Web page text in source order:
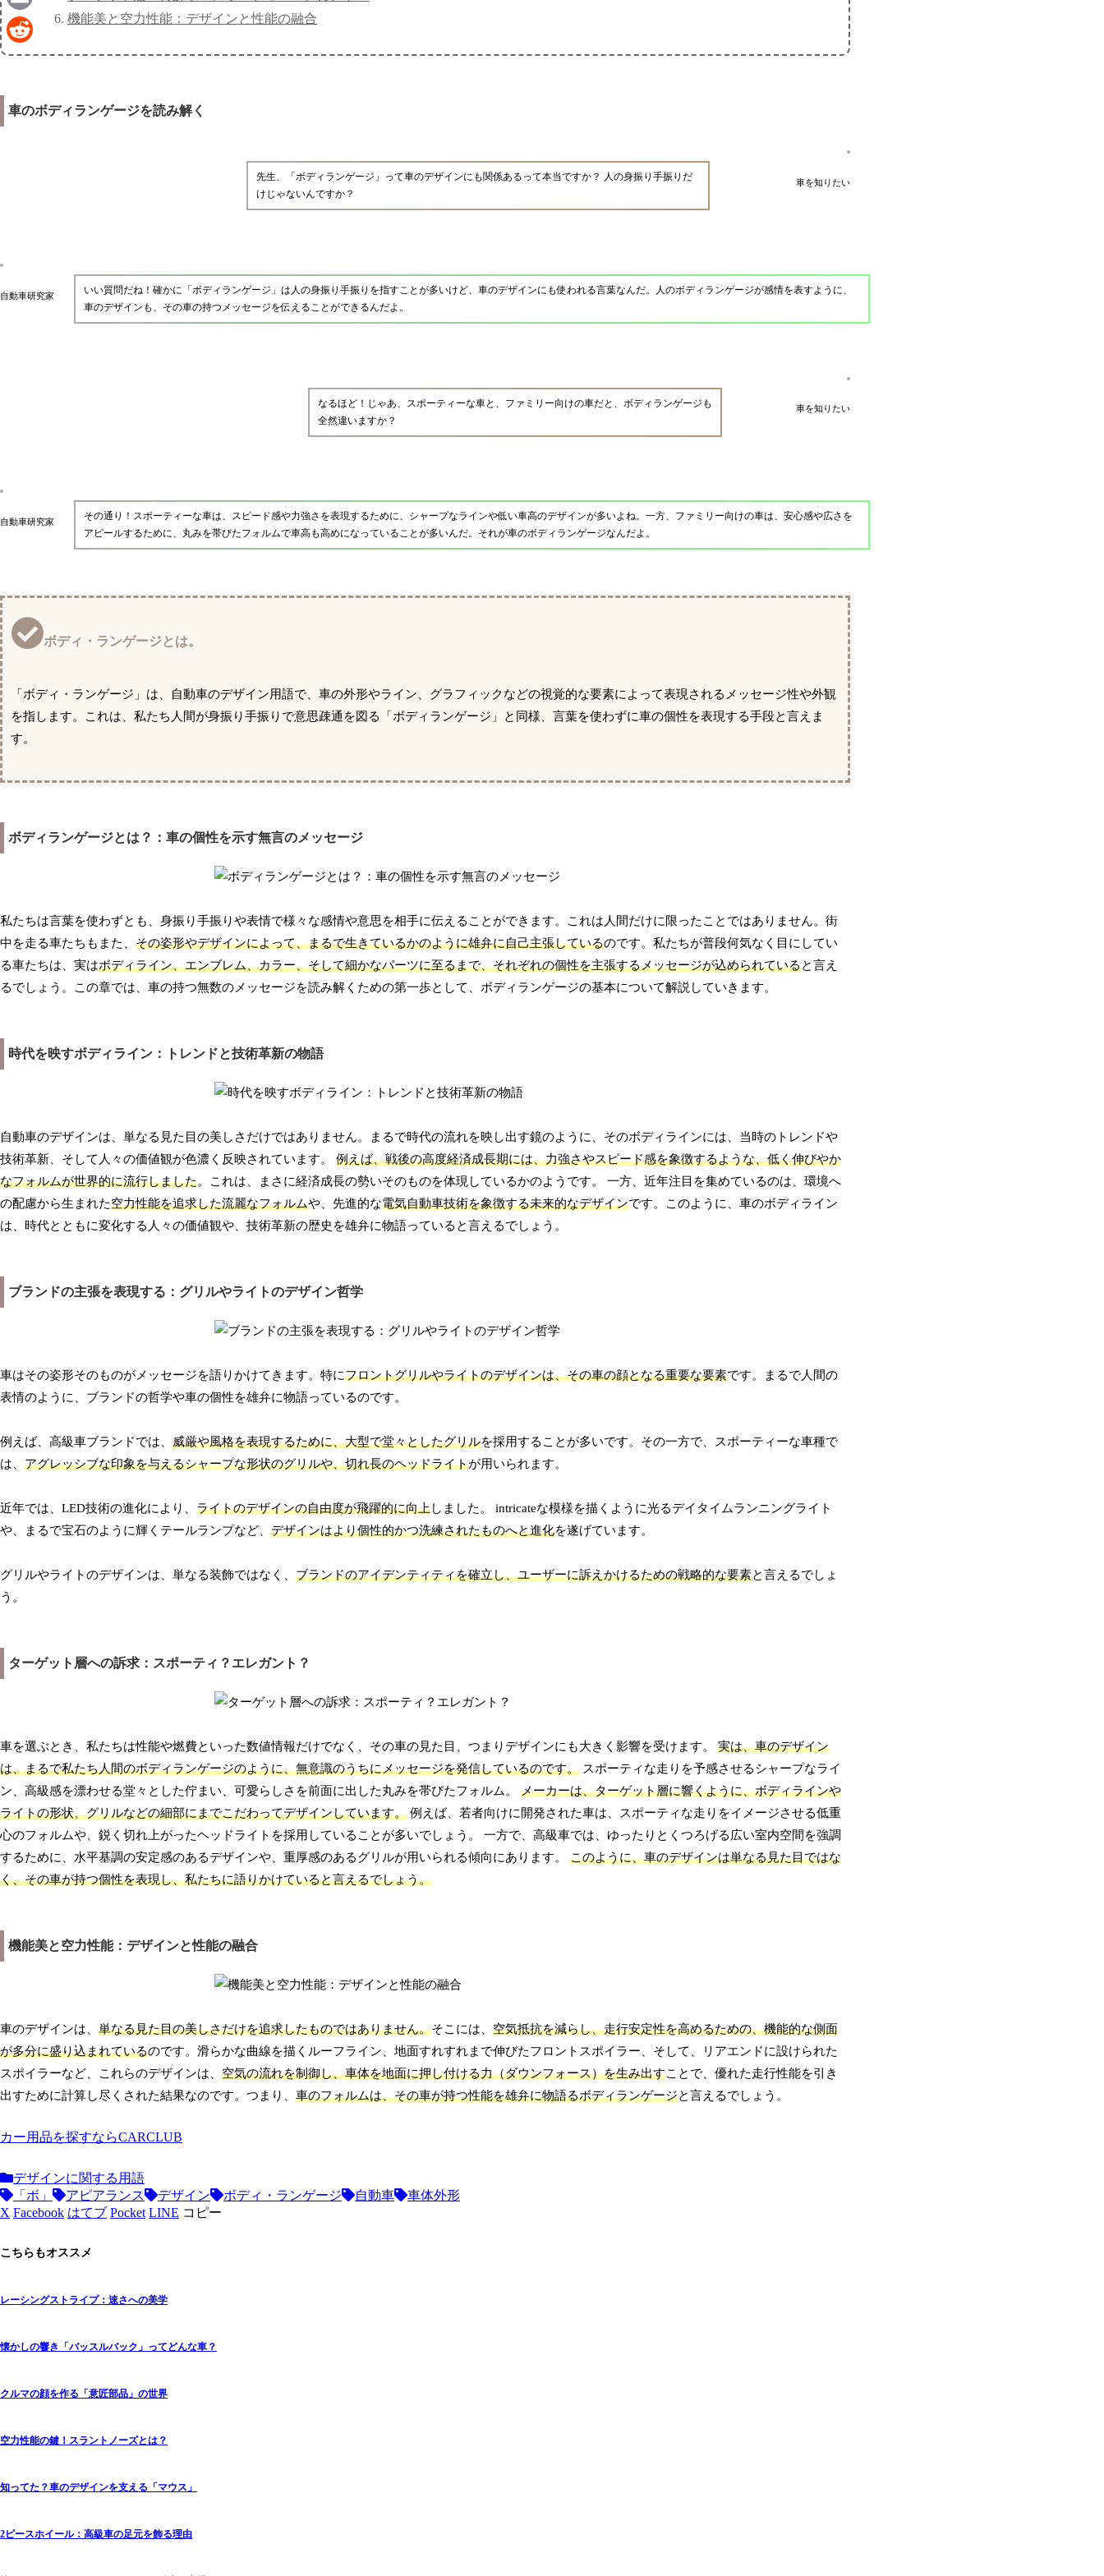
機能美と空力性能：デザインと性能の融合
車のボディランゲージを読み解く
車を知りたい
先生、「ボディランゲージ」って車のデザインにも関係あるって本当ですか？ 人の身振り手振りだ
けじゃないんですか？
自動車研究家
いい質問だね！確かに「ボディランゲージ」は人の身振り手振りを指すことが多いけど、車のデザインにも使われる言葉なんだ。人のボディランゲージが感情を表すように、
車のデザインも、その車の持つメッセージを伝えることができるんだよ。
車を知りたい
なるほど！じゃあ、スポーティーな車と、ファミリー向けの車だと、ボディランゲージも
全然違いますか？
自動車研究家
その通り！スポーティーな車は、スピード感や力強さを表現するために、シャープなラインや低い車高のデザインが多いよね。一方、ファミリー向けの車は、安心感や広さを
アピールするために、丸みを帯びたフォルムで車高も高めになっていることが多いんだ。それが車のボディランゲージなんだよ。
ボディ・ランゲージとは。
「ボディ・ランゲージ」は、自動車のデザイン用語で、車の外形やライン、グラフィックなどの視覚的な要素によって表現されるメッセージ性や外観
を指します。これは、私たち人間が身振り手振りで意思疎通を図る「ボディランゲージ」と同様、言葉を使わずに車の個性を表現する手段と言えま
す。
ボディランゲージとは？：車の個性を示す無言のメッセージ
私たちは言葉を使わずとも、身振り手振りや表情で様々な感情や意思を相手に伝えることができます。これは人間だけに限ったことではありません。街
中を走る車たちもまた、 その姿形やデザインによって、まるで生きているかのように雄弁に自己主張しているのです。私たちが普段何気なく目にしてい
る車たちは、実はボディライン、エンブレム、カラー、そして細かなパーツに至るまで、それぞれの個性を主張するメッセージが込められていると言え
るでしょう。この章では、車の持つ無数のメッセージを読み解くための第一歩として、ボディランゲージの基本について解説していきます。
時代を映すボディライン：トレンドと技術革新の物語
自動車のデザインは、単なる見た目の美しさだけではありません。まるで時代の流れを映し出す鏡のように、そのボディラインには、当時のトレンドや
技術革新、そして人々の価値観が色濃く反映されています。 例えば、戦後の高度経済成長期には、力強さやスピード感を象徴するような、低く伸びやか
なフォルムが世界的に流行しました。これは、まさに経済成長の勢いそのものを体現しているかのようです。 一方、近年注目を集めているのは、環境へ
の配慮から生まれた空力性能を追求した流麗なフォルムや、先進的な電気自動車技術を象徴する未来的なデザインです。このように、車のボディライン
は、時代とともに変化する人々の価値観や、技術革新の歴史を雄弁に物語っていると言えるでしょう。
ブランドの主張を表現する：グリルやライトのデザイン哲学
車はその姿形そのものがメッセージを語りかけてきます。特にフロントグリルやライトのデザインは、その車の顔となる重要な要素です。まるで人間の
表情のように、ブランドの哲学や車の個性を雄弁に物語っているのです。
例えば、高級車ブランドでは、 威厳や風格を表現するために、大型で堂々としたグリルを採用することが多いです。その一方で、スポーティーな車種で
は、 アグレッシブな印象を与えるシャープな形状のグリルや、切れ長のヘッドライトが用いられます。
近年では、LED技術の進化により、 ライトのデザインの自由度が飛躍的に向上しました。 intricateな模様を描くように光るデイタイムランニングライト
や、まるで宝石のように輝くテールランプなど、 デザインはより個性的かつ洗練されたものへと進化を遂げています。
グリルやライトのデザインは、単なる装飾ではなく、 ブランドのアイデンティティを確立し、ユーザーに訴えかけるための戦略的な要素と言えるでしょ
う。
ターゲット層への訴求：スポーティ？エレガント？
車を選ぶとき、私たちは性能や燃費といった数値情報だけでなく、その車の見た目、つまりデザインにも大きく影響を受けます。 実は、車のデザイン
は、まるで私たち人間のボディランゲージのように、無意識のうちにメッセージを発信しているのです。 スポーティな走りを予感させるシャープなライ
ン、高級感を漂わせる堂々とした佇まい、可愛らしさを前面に出した丸みを帯びたフォルム。 メーカーは、ターゲット層に響くように、ボディラインや
ライトの形状、グリルなどの細部にまでこだわってデザインしています。 例えば、若者向けに開発された車は、スポーティな走りをイメージさせる低重
心のフォルムや、鋭く切れ上がったヘッドライトを採用していることが多いでしょう。 一方で、高級車では、ゆったりとくつろげる広い室内空間を強調
するために、水平基調の安定感のあるデザインや、重厚感のあるグリルが用いられる傾向にあります。 このように、車のデザインは単なる見た目ではな
く、その車が持つ個性を表現し、私たちに語りかけていると言えるでしょう。
機能美と空力性能：デザインと性能の融合
車のデザインは、 単なる見た目の美しさだけを追求したものではありません。そこには、 空気抵抗を減らし、走行安定性を高めるための、機能的な側面
が多分に盛り込まれているのです。滑らかな曲線を描くルーフライン、地面すれすれまで伸びたフロントスポイラー、そして、リアエンドに設けられた
スポイラーなど、これらのデザインは、 空気の流れを制御し、車体を地面に押し付ける力（ダウンフォース）を生み出すことで、優れた走行性能を引き
出すために計算し尽くされた結果なのです。つまり、 車のフォルムは、その車が持つ性能を雄弁に物語るボディランゲージと言えるでしょう。
カー用品を探すならCARCLUB
デザインに関する用語
「ボ」
アピアランス デザイン ボディ・ランゲージ 自動車
車体外形
X Facebook はてブ Pocket LINE コピー
こちらもオススメ
レーシングストライプ：速さへの美学
懐かしの響き「バッスルバック」ってどんな車？
クルマの顔を作る「意匠部品」の世界
空力性能の鍵！スラントノーズとは？
知ってた？車のデザインを支える「マウス」
2ピースホイール：高級車の足元を飾る理由
Email
Reddit